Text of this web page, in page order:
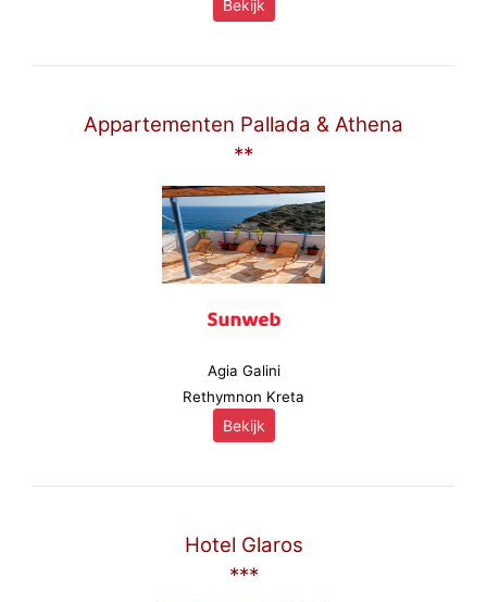
Bekijk
Appartementen Pallada & Athena
**
Agia Galini
Rethymnon Kreta
Bekijk
Hotel Glaros
***